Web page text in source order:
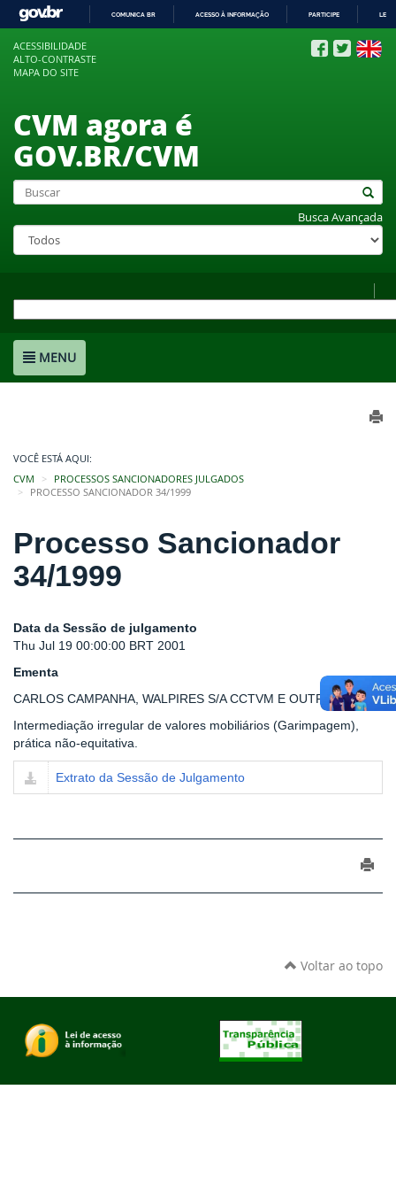
COMUNICA BR ACESSO À INFORMAÇÃO PARTICIPE
ACESSIBILIDADE
ALTO-CONTRASTE
MAPA DO SITE
CVM agora é
GOV.BR/CVM
Busca Avançada
MENU
VOCÊ ESTÁ AQUI:
CVM
PROCESSOS SANCIONADORES JULGADOS
PROCESSO SANCIONADOR 34/1999
Processo Sancionador
34/1999
Data da Sessão de julgamento
Thu Jul 19 00:00:00 BRT 2001
Ementa
CARLOS CAMPANHA, WALPIRES S/A CCTVM E OUTROS
Intermediação irregular de valores mobiliários (Garimpagem),
prática não-equitativa.
Extrato da Sessão de Julgamento
Voltar ao topo